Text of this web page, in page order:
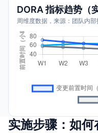
DORA 指标趋势（
周维度数据，来源：团队内部
实施步骤：如何